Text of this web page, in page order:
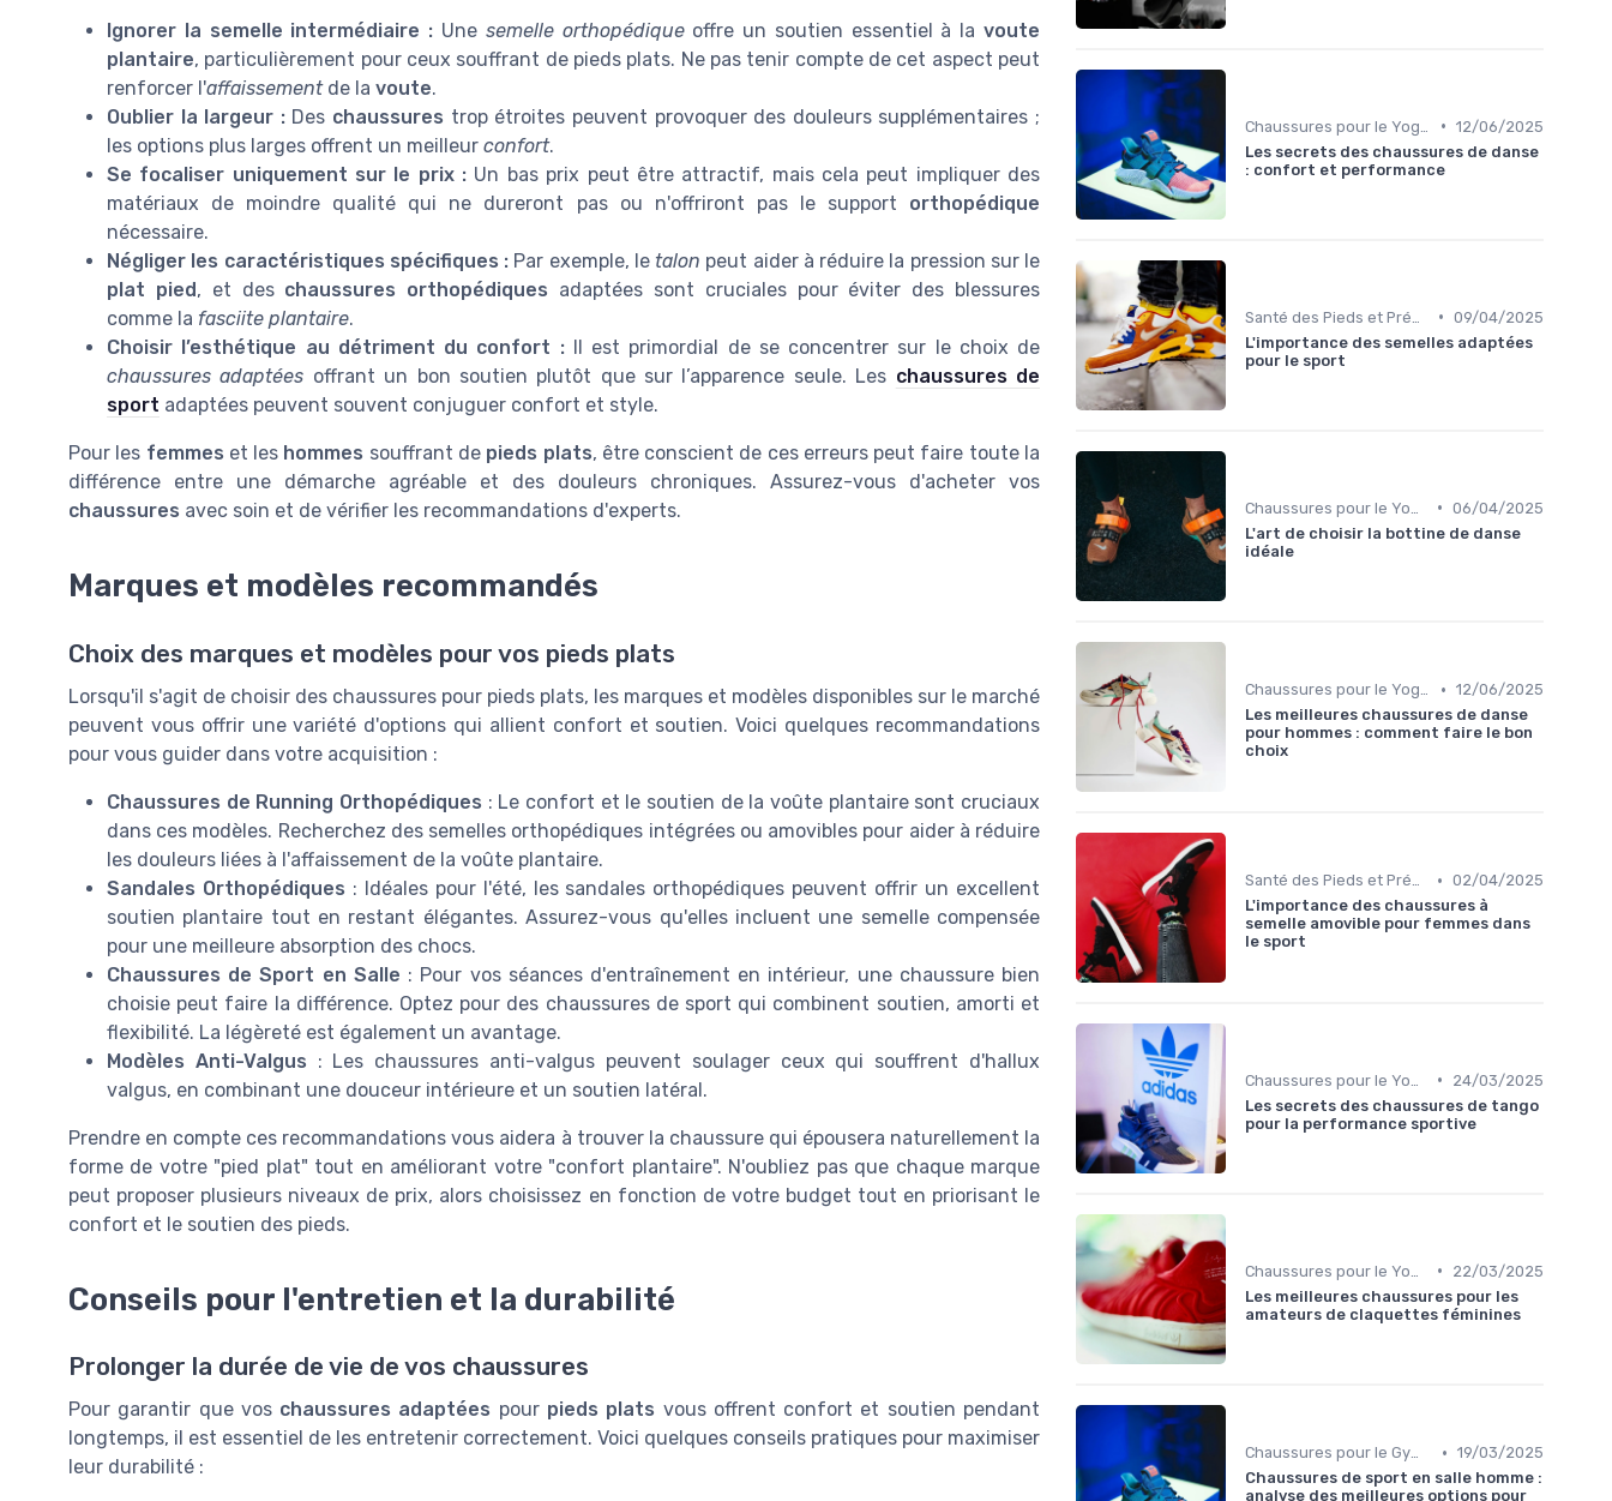
Ignorer la semelle intermédiaire : Une semelle orthopédiqueoffre un soutien essentiel à lavoute
plantaire, particulièrement pour ceux souffrant de pieds plats. Ne pas tenir compte de cet aspect peut
renforcer l'affaissementde la voute.
Oublier la largeur :Des chaussures trop étroites peuvent provoquer des douleurs supplémentaires ;
les options plus larges offrent un meilleur confort.
Se focaliser uniquement sur le prix : Un bas prix peut être attractif, mais cela peut impliquer des
matériaux de moindre qualité qui ne dureront pas ou n'offriront pas le support orthopédique
nécessaire.
Négliger les caractéristiques spécifiques : Par exemple, le talon peut aider à réduire la pression sur le
plat pied, et des chaussures orthopédiques adaptées sont cruciales pour éviter des blessures
comme la fasciite plantaire.
Choisir l’esthétique au détriment du confort :Il est primordial de se concentrer sur le choix de
chaussures adaptées offrant un bon soutien plutôt que sur l’apparence seule. Les chaussures de
sport adaptées peuvent souvent conjuguer confort et style.
Pour les femmes et les hommes souffrant de pieds plats, être conscient de ces erreurs peut faire toute la
différence entre une démarche agréable et des douleurs chroniques. Assurez-vous d'acheter vos
chaussures avec soin et de vérifier les recommandations d'experts.
Marques et modèles recommandés
Choix des marques et modèles pour vos pieds plats
Lorsqu'il s'agit de choisir des chaussures pour pieds plats, les marques et modèles disponibles sur le marché
peuvent vous offrir une variété d'options qui allient confort et soutien. Voici quelques recommandations
pour vous guider dans votre acquisition :
Chaussures de Running Orthopédiques : Le confort et le soutien de la voûte plantaire sont cruciaux
dans ces modèles. Recherchez des semelles orthopédiques intégrées ou amovibles pour aider à réduire
les douleurs liées à l'affaissement de la voûte plantaire.
Sandales Orthopédiques : Idéales pour l'été, les sandales orthopédiques peuvent offrir un excellent
soutien plantaire tout en restant élégantes. Assurez-vous qu'elles incluent une semelle compensée
pour une meilleure absorption des chocs.
Chaussures de Sport en Salle : Pour vos séances d'entraînement en intérieur, une chaussure bien
choisie peut faire la différence. Optez pour des chaussures de sport qui combinent soutien, amorti et
flexibilité. La légèreté est également un avantage.
Modèles Anti-Valgus : Les chaussures anti-valgus peuvent soulager ceux qui souffrent d'hallux
valgus, en combinant une douceur intérieure et un soutien latéral.
Prendre en compte ces recommandations vous aidera à trouver la chaussure qui épousera naturellement la
forme de votre "pied plat" tout en améliorant votre "confort plantaire". N'oubliez pas que chaque marque
peut proposer plusieurs niveaux de prix, alors choisissez en fonction de votre budget tout en priorisant le
confort et le soutien des pieds.
Conseils pour l'entretien et la durabilité
Prolonger la durée de vie de vos chaussures
Pour garantir que vos chaussures adaptées pour pieds plats vous offrent confort et soutien pendant
longtemps, il est essentiel de les entretenir correctement. Voici quelques conseils pratiques pour maximiser
leur durabilité :
• 12/06/2025
Les secrets des chaussures de danse
: confort et performance
• 09/04/2025
L'importance des semelles adaptées
pour le sport
• 06/04/2025
L'art de choisir la bottine de danse
idéale
Chaussures pour le Yoga et la Danse • 12/06/2025
Les meilleures chaussures de danse
pour hommes : comment faire le bon
choix
Santé des Pieds et Prévention des Blessures • 02/04/2025
L'importance des chaussures à
semelle amovible pour femmes dans
le sport
•
24/03/2025
Les secrets des chaussures de tango
pour la performance sportive
•
22/03/2025
Les meilleures chaussures pour les
amateurs de claquettes féminines
Chaussures pour le Gym et le Fitness • 19/03/2025
Chaussures de sport en salle homme :
analyse des meilleures options pour